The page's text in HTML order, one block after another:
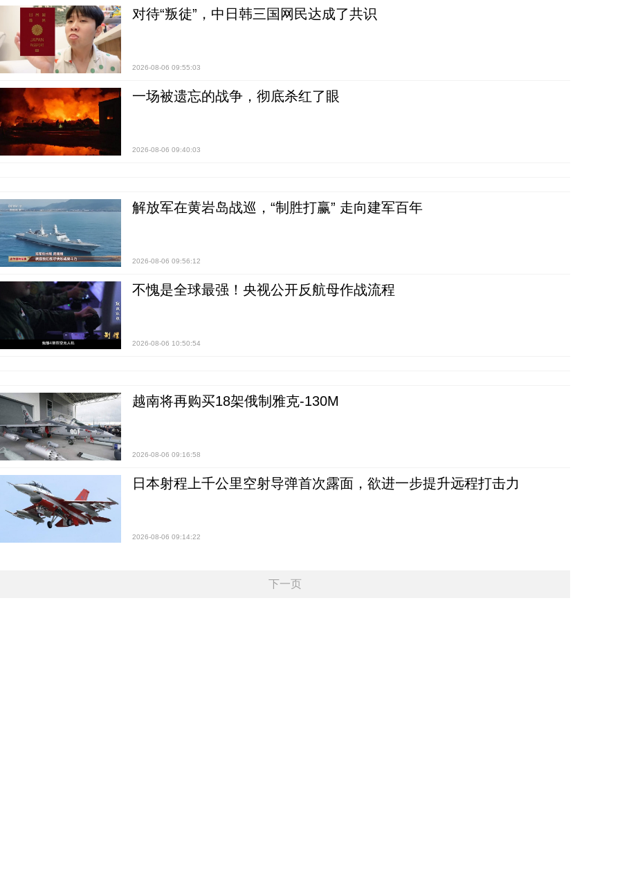
对待“叛徒”，中日韩三国网民达成了共识
2026-08-06 09:55:03
一场被遗忘的战争，彻底杀红了眼
2026-08-06 09:40:03
解放军在黄岩岛战巡，“制胜打赢” 走向建军百年
2026-08-06 09:56:12
不愧是全球最强！央视公开反航母作战流程
2026-08-06 10:50:54
越南将再购买18架俄制雅克-130M
2026-08-06 09:16:58
日本射程上千公里空射导弹首次露面，欲进一步提升远程打击力
2026-08-06 09:14:22
下一页